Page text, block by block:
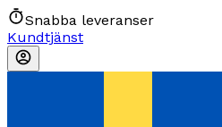
Snabba leveranser
Kundtjänst